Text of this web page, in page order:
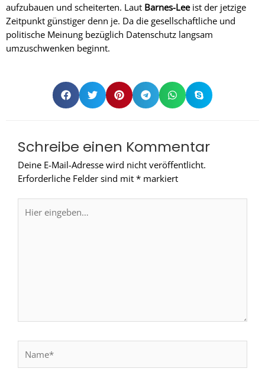
aufzubauen und scheiterten. Laut Barnes-Leeist der jetzige
Zeitpunkt günstiger denn je. Da die gesellschaftliche und
politische Meinung bezüglich Datenschutz langsam
umzuschwenken beginnt.
Schreibe einen Kommentar
Deine E-Mail-Adresse wird nicht veröffentlicht.
Erforderliche Felder sind mit * markiert
eingeben…